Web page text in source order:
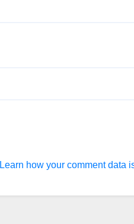
Learn how your comment data